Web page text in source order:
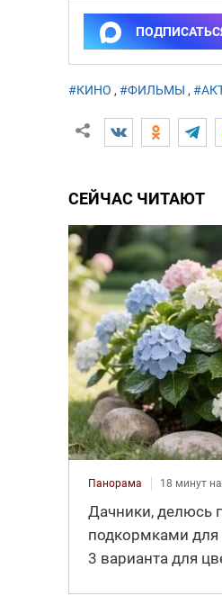
#КИНО , #ФИЛЬМЫ ,
СЕЙЧАС ЧИТАЮТ
Панорама 18 минут
Дачники, делюсь
подкормками для
3 варианта для